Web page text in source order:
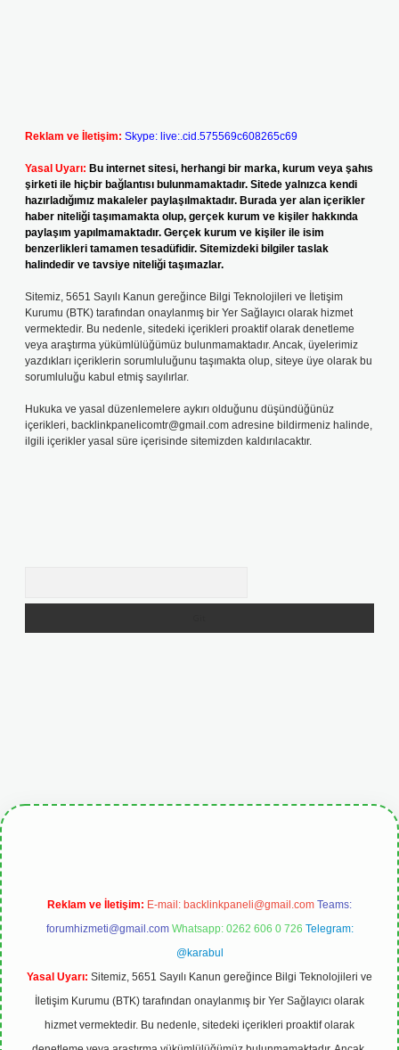
Reklam ve İletişim: Skype: live:.cid.575569c608265c69
Yasal Uyarı: Bu internet sitesi, herhangi bir marka, kurum veya şahıs
şirketi ile hiçbir bağlantısı bulunmamaktadır. Sitede yalnızca kendi
hazırladığımız makaleler paylaşılmaktadır. Burada yer alan içerikler
haber niteliği taşımamakta olup, gerçek kurum ve kişiler hakkında
paylaşım yapılmamaktadır. Gerçek kurum ve kişiler ile isim
benzerlikleri tamamen tesadüfidir. Sitemizdeki bilgiler taslak
halindedir ve tavsiye niteliği taşımazlar.
Sitemiz, 5651 Sayılı Kanun gereğince Bilgi Teknolojileri ve İletişim
Kurumu (BTK) tarafından onaylanmış bir Yer Sağlayıcı olarak hizmet
vermektedir. Bu nedenle, sitedeki içerikleri proaktif olarak denetleme
veya araştırma yükümlülüğümüz bulunmamaktadır. Ancak, üyelerimiz
yazdıkları içeriklerin sorumluluğunu taşımakta olup, siteye üye olarak bu
sorumluluğu kabul etmiş sayılırlar.
Hukuka ve yasal düzenlemelere aykırı olduğunu düşündüğünüz
içerikleri, backlinkpanelicomtr@gmail.com adresine bildirmeniz halinde,
ilgili içerikler yasal süre içerisinde sitemizden kaldırılacaktır.
Reklam ve İletişim: E-mail: backlinkpaneli@gmail.com Teams:
forumhizmeti@gmail.com Whatsapp: 0262 606 0 726 Telegram:
@karabul
Yasal Uyarı: Sitemiz, 5651 Sayılı Kanun gereğince Bilgi Teknolojileri ve
İletişim Kurumu (BTK) tarafından onaylanmış bir Yer Sağlayıcı olarak
hizmet vermektedir. Bu nedenle, sitedeki içerikleri proaktif olarak